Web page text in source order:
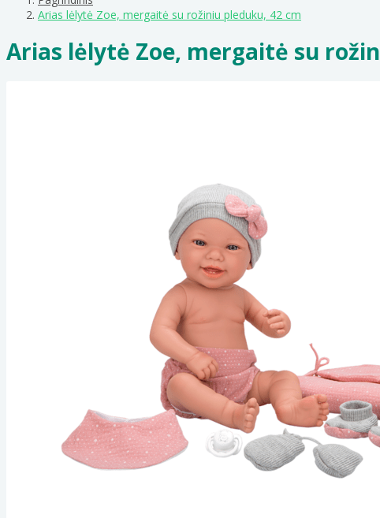
Arias lėlytė Zoe, mergaitė su rožiniu pleduku, 42 cm
Arias lėlytė Zoe, mergaitė su